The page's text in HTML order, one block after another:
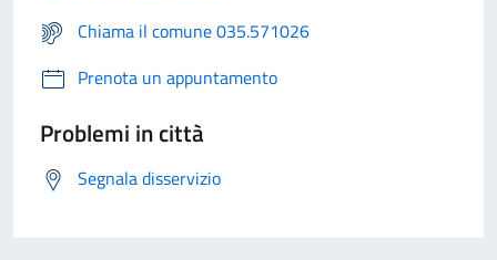
Chiama il comune 035.571026
Prenota un appuntamento
Problemi in città
Segnala disservizio